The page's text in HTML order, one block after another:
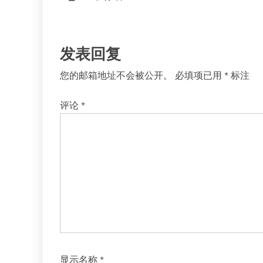
发表回复
您的邮箱地址不会被公开。 必填项已用 * 标注
评论 *
显示名称 *